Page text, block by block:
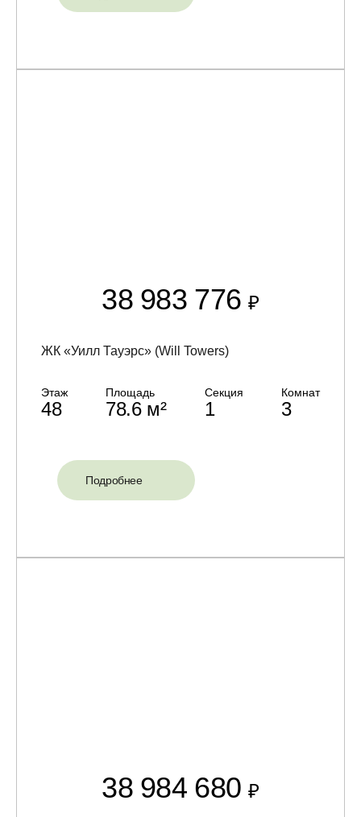
38 983 776₽
ЖК «Уилл Тауэрс» (Will Towers)
Этаж
48
Площадь
78.6 м²
Секция
1
Комнат
3
Подробнее
38 984 680₽